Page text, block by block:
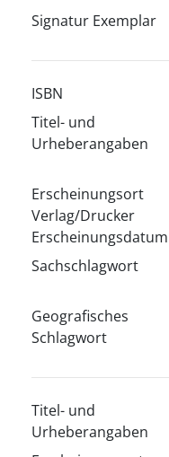
Signatur Exemplar
ISBN
Titel- und
Urheberangaben
Erscheinungsort
Verlag/Drucker
Erscheinungsdatum
Sachschlagwort
Geografisches
Schlagwort
Titel- und
Urheberangaben